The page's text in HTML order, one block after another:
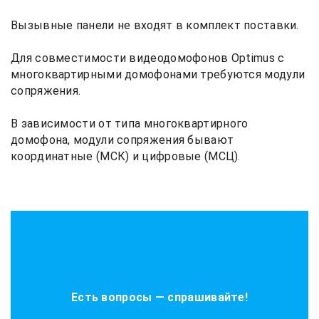
Вызывные панели не входят в комплект поставки.
Для совместимости видеодомофонов Optimus с
многоквартирными домофонами требуются модули
сопряжения.
В зависимости от типа многоквартирного
домофона, модули сопряжения бывают
координатные (МСК) и цифровые (МСЦ).
Есть вопросы — спрашивайте!